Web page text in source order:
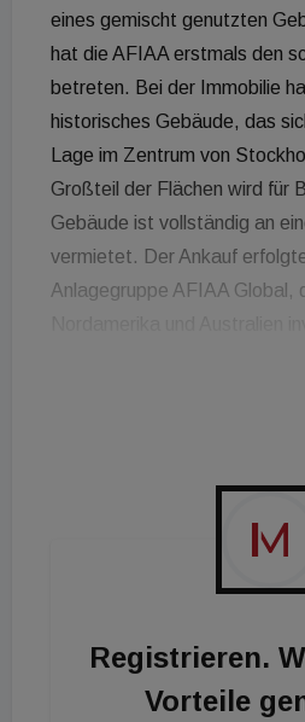
eines gemischt genutzten
hat die AFIAA erstmals den
betreten. Bei der Immobilie
historisches Gebäude, das
Lage im Zentrum von
Großteil der Flächen wird für
Gebäude ist vollständig an
vermietet. Der Ankauf
Anlagegruppe AFIAA Global,
positiver
attraktivsten
schwedische
lokalen Investoren dominiert.
den Markt geglückt ist. Sich
Gelegenheiten werden wir für
Registrieren.
Vorteile